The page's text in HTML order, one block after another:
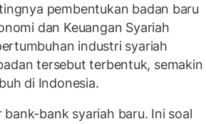
pembentukan badan baru
dan Keuangan Syariah
industri syariah
tersebut terbentuk, semakin
di Indonesia.
bank syariah baru. Ini soal